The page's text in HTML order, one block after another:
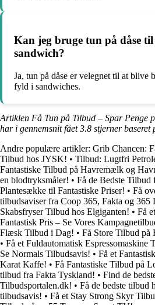
Kan jeg bruge tun på dåse til
sandwich?
Ja, tun på dåse er velegnet til at blive
fyld i sandwiches.
Artiklen Få Tun på Tilbud – Spar Penge
har i gennemsnit fået3.8 stjerner baseret
Andre populære artikler: Grib Chancen:
Tilbud hos JYSK! • Tilbud: Lugtfri
Fantastiske Tilbud på Havremælk og
en blodtryksmåler! • Få de Bedste
Plantesække til Fantastiske Priser! • Få
tilbudsaviser fra Coop 365, Fakta og 365
Skabsfryser Tilbud hos Elgiganten! • Få
Fantastisk Pris – Se Vores
Flæsk Tilbud i Dag! • Få Store Tilbud på
• Få et Fuldautomatisk Espressomaskine
Se Normals Tilbudsavis! • Få et
Karat Kaffe! • Få Fantastiske Tilbud på
tilbud fra Fakta Tyskland! • Find de
Tilbudsportalen.dk! • Få de bedste tilbud
tilbudsavis! • Få et Stay Strong Skyr